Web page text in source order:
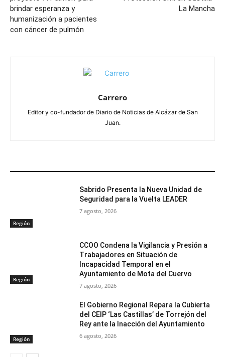
brindar esperanza y
humanización a pacientes
con cáncer de pulmón
La Mancha
Carrero
Editor y co-fundador de Diario de Noticias de Alcázar de San
Juan.
Región
Sabrido Presenta la Nueva Unidad de
Seguridad para la Vuelta LEADER
7 agosto, 2026
Región
CCOO Condena la Vigilancia y Presión a
Trabajadores en Situación de
Incapacidad Temporal en el
Ayuntamiento de Mota del Cuervo
7 agosto, 2026
Región
El Gobierno Regional Repara la Cubierta
del CEIP ‘Las Castillas’ de Torrejón del
Rey ante la Inacción del Ayuntamiento
6 agosto, 2026